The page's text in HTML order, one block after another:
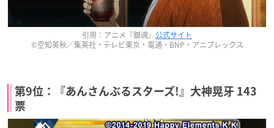
引用：アニメ『銀魂』 公式サイト
©空知英秋／集英社・テレビ東京・電通・BNP・アニプレックス
第9位：『あんさんぶるスターズ!』大神晃牙 143
票